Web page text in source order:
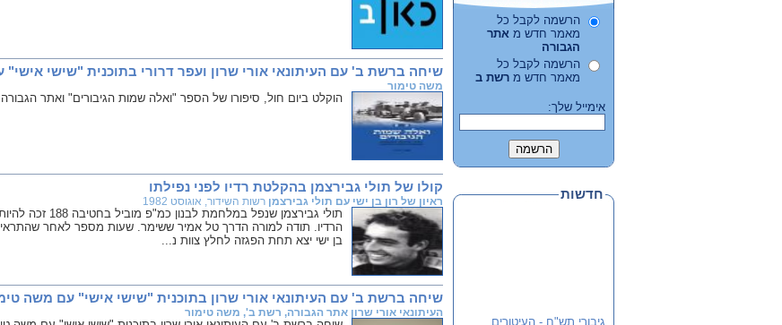
שיחה ברשת ב' עם העיתונאי אורי שרון ועפר דרורי בתוכנית "שישי אישי" עם משה
משה טימור
הוקלט ביום חול, סיפורו של הספר "ואלה שמות הגיבורים" ואתר הגבורה
קולו של תולי גבירצמן בהקלטת רדיו לפני נפילתו
ראיון של רון בן ישי עם תולי גבירצמן רשות השידור, אוגוסט 1982
תולי גבירצמן
הרדיו. תודה למורה הדרך טל אמיר ששימר. שעות מספר לאחר
בן ישי יצא תחת הפגזה לחלץ צוות נ...
שיחה ברשת ב' עם העיתונאי אורי שרון בתוכנית "שישי אישי" עם משה טימור, 15 בדצמבר
העיתונאי אורי שרון אתר הגבורה, רשת ב', משה טימור
הרשמה לקבל כל
מאמר חדש מ אתר
הגבורה
הרשמה לקבל כל
מאמר חדש מ רשת ב
אימייל שלך:
חדשות
גיבורי תש"ח - העיטורים